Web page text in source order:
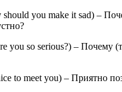
you make it sad) –
you so serious?) – Почему
to meet you) – Приятно